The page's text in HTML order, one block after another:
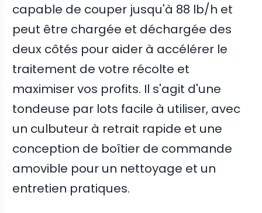
capable de couper jusqu'à 88 lb/h et
peut être chargée et déchargée des
deux côtés pour aider à accélérer le
traitement de votre récolte et
maximiser vos profits. Il s'agit d'une
tondeuse par lots facile à utiliser, avec
un culbuteur à retrait rapide et une
conception de boîtier de commande
amovible pour un nettoyage et un
entretien pratiques.